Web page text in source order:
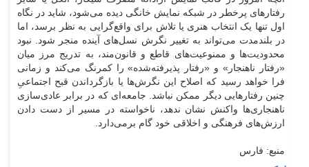
رفتارهای پرخطر در شبکه نمایش خانگی دیده می‌شود، شاید در نگاه
اول تنها یک انتخاب هنری یا تلاش برای واقع‌گرایی به نظر برسد، اما
در بلندمدت می‌تواند به تغییر نگرش نسل‌های آینده منجر شود.
نبود
محدودیت‌ها و ممنوعیت‌های قاطع و قانون‌مند، به تدریج مرز میان
«رفتار ناهنجار» و «رفتار پذیرفته‌شده» را کمرنگ می‌کند و زمانی
فرا خواهد رسید که اصلاح این نگرش‌ها یا بازگرداندن قبح اجتماعیِ
چنین رفتارهایی دیگر ممکن نباشد. جامعه‌ای که در برابر عادی‌سازی
ناهنجاری‌ها واکنش نشان ندهد، ناخواسته در مسیر از دست دادن
ارزش‌های فرهنگی و اخلاقی خود گام برمی‌دارد.
منبع: فارس